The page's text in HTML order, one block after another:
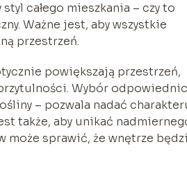
całego mieszkania – czy to
Ważne jest, aby wszystkie
przestrzeń.
powiększają przestrzeń,
Wybór
– pozwala nadać
także, aby unikać
może sprawić, że wnętrze